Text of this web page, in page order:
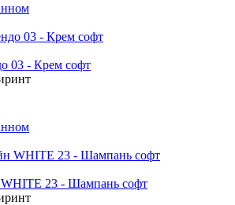
03 - Крем софт
23 - Шампань софт